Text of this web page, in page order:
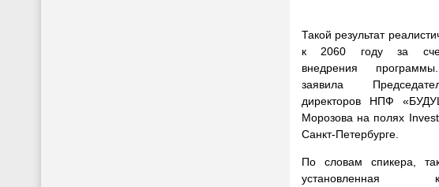
Такой результат
к 2060 году за
внедрения
заявила
директоров НПФ
Морозова на полях
Санкт-Петербурге.
По словам спикера,
установленная